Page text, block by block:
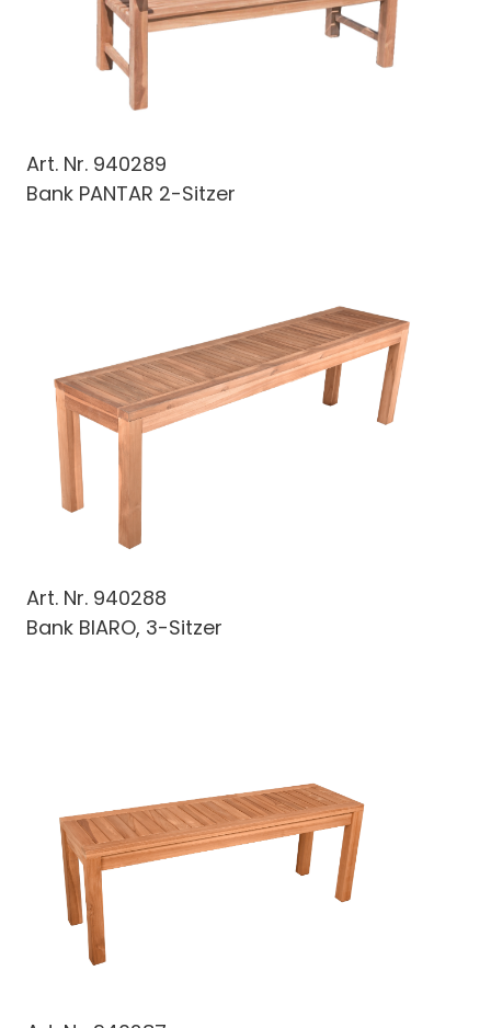
Art. Nr. 940289
Bank PANTAR 2-Sitzer
Art. Nr. 940288
Bank BIARO, 3-Sitzer